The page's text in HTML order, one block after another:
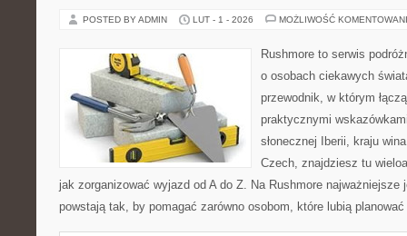
POSTED BY ADMIN LUT - 1 - 2026 MOŻLIWOŚĆ
Rushmore to serwis
o osobach ciekawych
przewodnik, w którym
praktycznymi
słonecznej Iberii, kraju
Czech, znajdziesz tu
jak zorganizować wyjazd od A do Z. Na Rushmore
powstają tak, by pomagać zarówno osobom, które lubią